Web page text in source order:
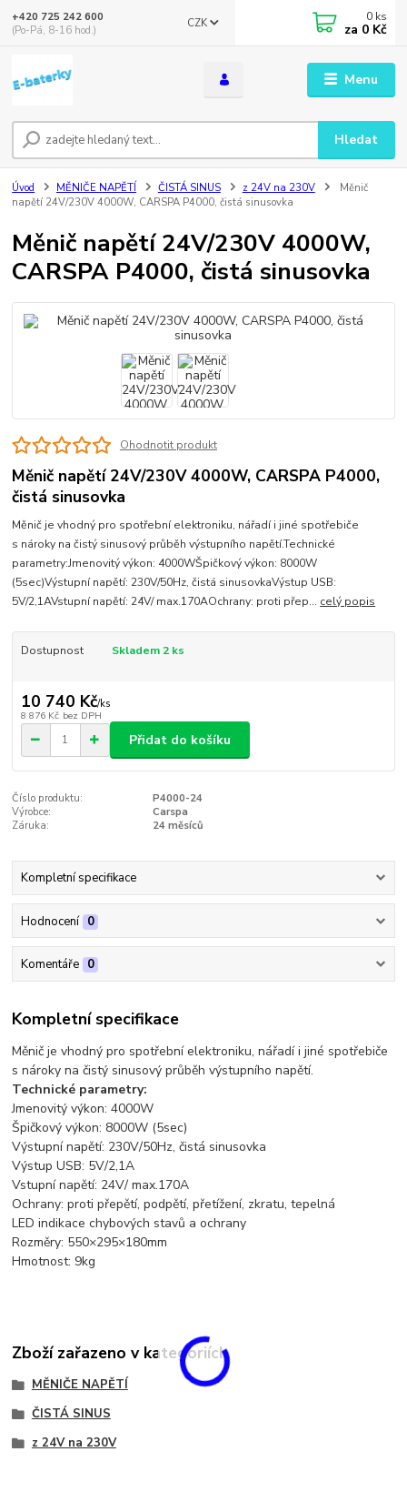
Menu
CZK
Hledat
+420 725 242 600
(Po-Pá, 8-16 hod.)
0 ks
za 0 Kč
Úvod MĚNIČE NAPĚTÍ ČISTÁ SINUS z 24V na 230V
Měnič
napětí 24V/230V 4000W, CARSPA P4000, čistá sinusovka
Měnič napětí 24V/230V 4000W,
CARSPA P4000, čistá sinusovka
Ohodnotit produkt
Měnič napětí 24V/230V 4000W, CARSPA P4000,
čistá sinusovka
Měnič je vhodný pro spotřební elektroniku, nářadí i jiné spotřebiče
s nároky na čistý sinusový průběh výstupního napětí.Technické
parametry:Jmenovitý výkon: 4000WŠpičkový výkon: 8000W
(5sec)Výstupní napětí: 230V/50Hz, čistá sinusovkaVýstup USB:
5V/2,1AVstupní napětí: 24V/ max.170AOchrany: proti přep... celý popis
Dostupnost Skladem 2 ks
10 740 Kč/ks
8 876 Kč bez DPH
Přidat do košíku
Číslo produktu:
P4000-24
Výrobce:
Carspa
Záruka:
24 měsíců
Kompletní specifikace
Hodnocení 0
Komentáře 0
Kompletní specifikace
Měnič je vhodný pro spotřební elektroniku, nářadí i jiné spotřebiče
s nároky na čistý sinusový průběh výstupního napětí.
Technické parametry:
Jmenovitý výkon: 4000W
Špičkový výkon: 8000W (5sec)
Výstupní napětí: 230V/50Hz, čistá sinusovka
Výstup USB: 5V/2,1A
Vstupní napětí: 24V/ max.170A
Ochrany: proti přepětí, podpětí, přetížení, zkratu, tepelná
LED indikace chybových stavů a ochrany
Rozměry: 550×295×180mm
Hmotnost: 9kg
Zboží zařazeno v kategoriích
MĚNIČE NAPĚTÍ
ČISTÁ SINUS
z 24V na 230V